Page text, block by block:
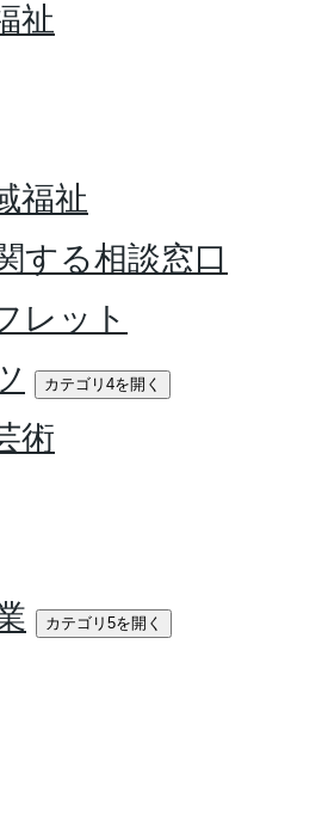
祉
福祉
する相談窓口
レット
カテゴリ4を開く
術
カテゴリ5を開く